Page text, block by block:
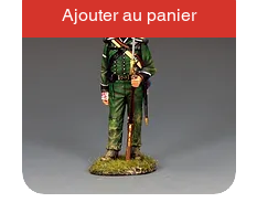
Ajouter au panier